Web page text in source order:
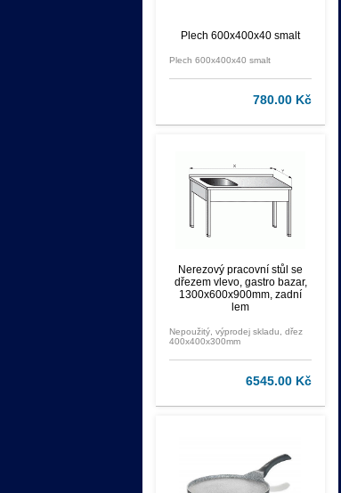
Plech 600x400x40 smalt
Plech 600x400x40 smalt
780.00 Kč
Nerezový pracovní stůl se
dřezem vlevo, gastro bazar,
1300x600x900mm, zadní
lem
Nepoužitý, výprodej skladu, dřez
400x400x300mm
6545.00 Kč